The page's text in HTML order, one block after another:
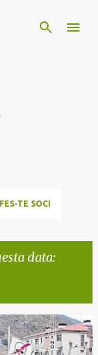
FES-TE SOCI
data: